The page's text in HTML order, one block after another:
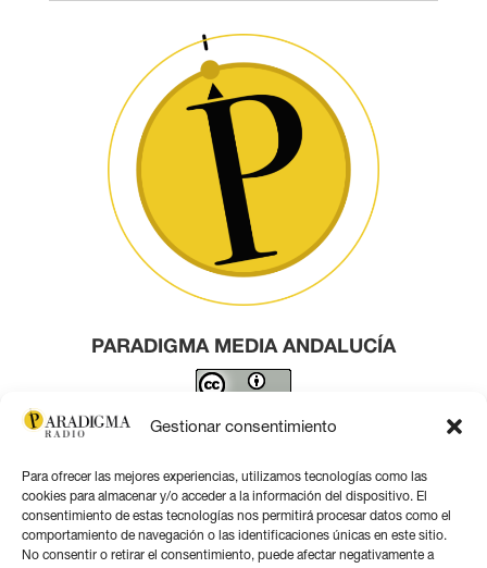
Gestionar consentimiento
Para ofrecer las mejores experiencias, utilizamos tecnologías como las
cookies para almacenar y/o acceder a la información del dispositivo. El
consentimiento de estas tecnologías nos permitirá procesar datos como el
comportamiento de navegación o las identificaciones únicas en este sitio.
No consentir o retirar el consentimiento, puede afectar negativamente a
PARADIGMA MEDIA ANDALUCÍA
Este obra está bajo una licencia de Creative Commons
Contacto por correo